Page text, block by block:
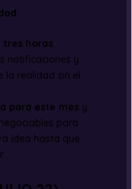
horas
notificaciones y
la realidad sin el
para este mesy
para
idea hasta que